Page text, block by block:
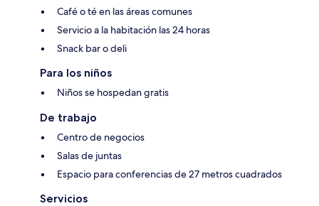
Café o té en las áreas comunes
Servicio a la habitación las 24 horas
Snack bar o deli
Para los niños
Niños se hospedan gratis
De trabajo
Centro de negocios
Salas de juntas
Espacio para conferencias de 27 metros cuadrados
Servicios